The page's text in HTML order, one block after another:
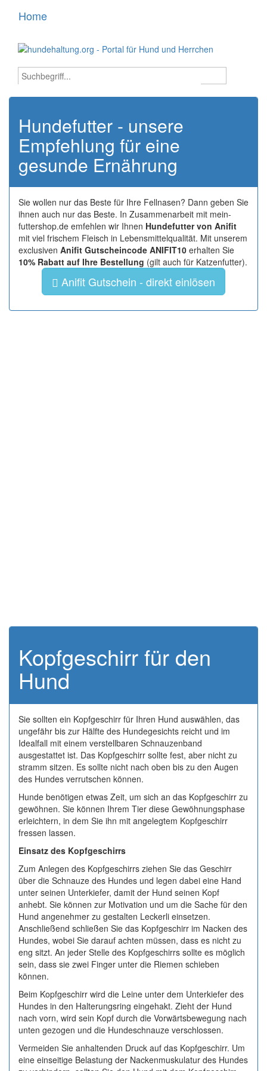
Home
Hundefutter - unsere
Empfehlung für eine
gesunde Ernährung
Sie wollen nur das Beste für Ihre Fellnasen? Dann geben Sie
ihnen auch nur das Beste. In Zusammenarbeit mit mein-
futtershop.de emfehlen wir Ihnen Hundefutter von Anifit
mit viel frischem Fleisch in Lebensmittelqualität. Mit unserem
exclusiven Anifit Gutscheincode ANIFIT10 erhalten Sie
10% Rabatt auf Ihre Bestellung (gilt auch für Katzenfutter).
Anifit Gutschein - direkt einlösen
Kopfgeschirr für den
Hund
Sie sollten ein Kopfgeschirr für Ihren Hund auswählen, das
ungefähr bis zur Hälfte des Hundegesichts reicht und im
Idealfall mit einem verstellbaren Schnauzenband
ausgestattet ist. Das Kopfgeschirr sollte fest, aber nicht zu
stramm sitzen. Es sollte nicht nach oben bis zu den Augen
des Hundes verrutschen können.
Hunde benötigen etwas Zeit, um sich an das Kopfgeschirr zu
gewöhnen. Sie können Ihrem Tier diese Gewöhnungsphase
erleichtern, in dem Sie ihn mit angelegtem Kopfgeschirr
fressen lassen.
Einsatz des Kopfgeschirrs
Zum Anlegen des Kopfgeschirrs ziehen Sie das Geschirr
über die Schnauze des Hundes und legen dabei eine Hand
unter seinen Unterkiefer, damit der Hund seinen Kopf
anhebt. Sie können zur Motivation und um die Sache für den
Hund angenehmer zu gestalten Leckerli einsetzen.
Anschließend schließen Sie das Kopfgeschirr im Nacken des
Hundes, wobei Sie darauf achten müssen, dass es nicht zu
eng sitzt. An jeder Stelle des Kopfgeschirrs sollte es möglich
sein, dass sie zwei Finger unter die Riemen schieben
können.
Beim Kopfgeschirr wird die Leine unter dem Unterkiefer des
Hundes in den Halterungsring eingehakt. Zieht der Hund
nach vorn, wird sein Kopf durch die Vorwärtsbewegung nach
unten gezogen und die Hundeschnauze verschlossen.
Vermeiden Sie anhaltenden Druck auf das Kopfgeschirr. Um
eine einseitige Belastung der Nackenmuskulatur des Hundes